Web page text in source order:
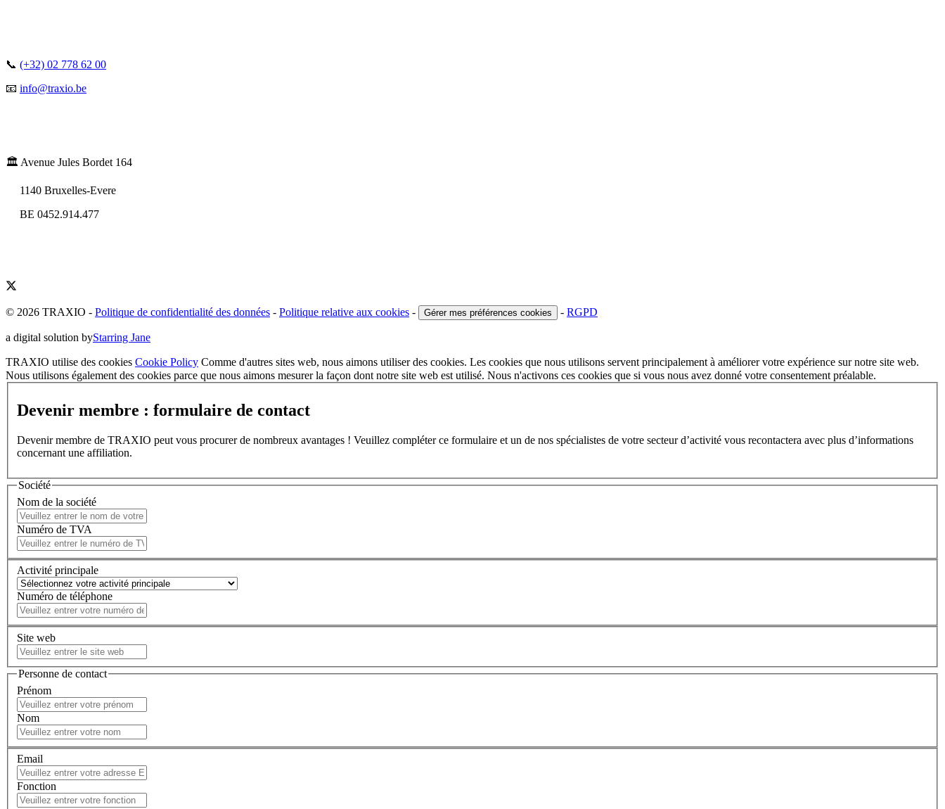
📞 (+32) 02 778 62 00
📧 info@traxio.be
🏛️ Avenue Jules Bordet 164
1140 Bruxelles-Evere
BE 0452.914.477
© 2026 TRAXIO - Politique de confidentialité des données - Politique relative aux cookies - Gérer mes préférences cookies - RGPD
a digital solution byStarring Jane
TRAXIO utilise des cookies Cookie Policy Comme d'autres sites web, nous aimons utiliser des cookies. Les cookies que nous utilisons servent principalement à améliorer votre expérience sur notre site web.
Nous utilisons également des cookies parce que nous aimons mesurer la façon dont notre site web est utilisé. Nous n'activons ces cookies que si vous nous avez donné votre consentement préalable.
Devenir membre : formulaire de contact
Devenir membre de TRAXIO peut vous procurer de nombreux avantages ! Veuillez compléter ce formulaire et un de nos spécialistes de votre secteur d’activité vous recontactera avec plus d’informations
concernant une affiliation.
Société
Nom de la société
Numéro de TVA
Activité principale
Numéro de téléphone
Site web
Personne de contact
Prénom
Nom
Email
Fonction